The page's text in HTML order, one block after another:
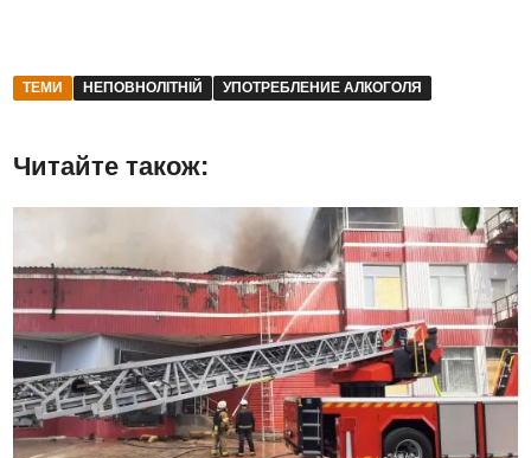
ТЕМИ НЕПОВНОЛІТНІЙ УПОТРЕБЛЕНИЕ АЛКОГОЛЯ
Читайте також: